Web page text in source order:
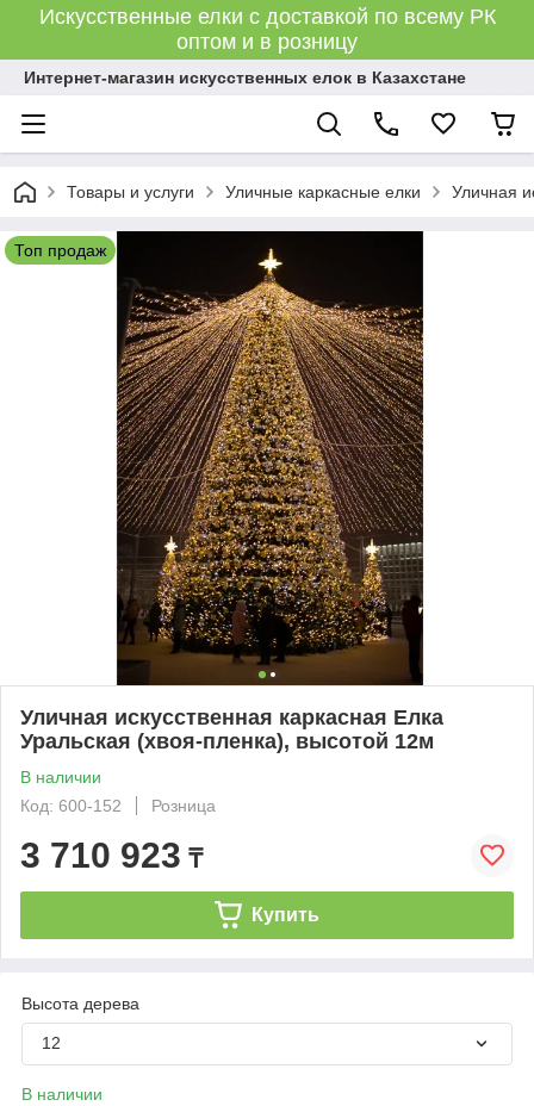
Искусственные елки с доставкой по всему РК
оптом и в розницу
Интернет-магазин искусственных елок в Казахстане
Товары и услуги Уличные каркасные елки Уличная
Топ продаж
Уличная искусственная каркасная Елка
Уральская (хвоя-пленка), высотой 12м
В наличии
Код: 600-152
Розница
3 710 923 ₸
Купить
Высота дерева
12
В наличии